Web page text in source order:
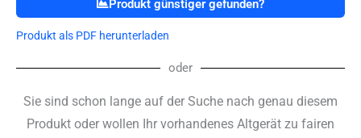
Produkt günstiger gefunden?
Produkt als PDF herunterladen
oder
Sie sind schon lange auf der Suche nach genau diesem
Produkt oder wollen Ihr vorhandenes Altgerät zu fairen